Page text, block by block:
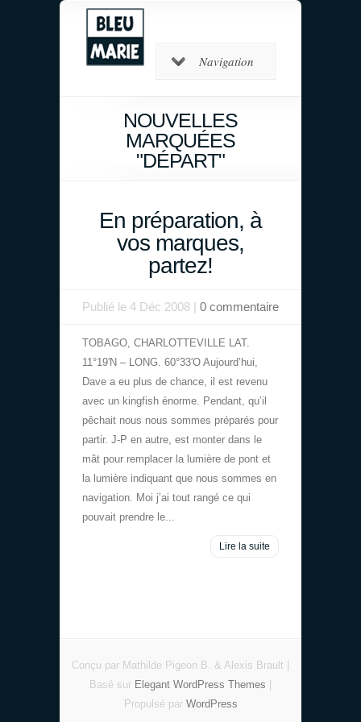
Navigation
NOUVELLES
MARQUÉES
"DÉPART"
En préparation, à
vos marques,
partez!
Publié le 4 Déc 2008 | 0 commentaire
TOBAGO, CHARLOTTEVILLE LAT.
11°19′N – LONG. 60°33′O Aujourd’hui,
Dave a eu plus de chance, il est revenu
avec un kingfish énorme. Pendant, qu’il
pêchait nous nous sommes préparés pour
partir. J-P en autre, est monter dans le
mât pour remplacer la lumière de pont et
la lumière indiquant que nous sommes en
navigation. Moi j’ai tout rangé ce qui
pouvait prendre le...
Lire la suite
Conçu par Mathilde Pigeon B. & Alexis Brault |
Basé sur Elegant WordPress Themes
Propulsé par WordPress